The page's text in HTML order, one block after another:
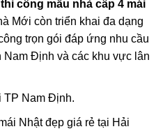
thi công mẫu nhà cấp 4 mái
Mới còn triển khai đa dạng
trọn gói đáp ứng nhu cầu
Nam Định và các khu vực lân
TP Nam Định.
Nhật đẹp giá rẻ tại Hải